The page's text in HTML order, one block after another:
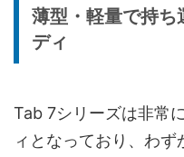
薄型・軽量で持ち
ディ
Tab 7シリーズは非常
ィとなっており、わ